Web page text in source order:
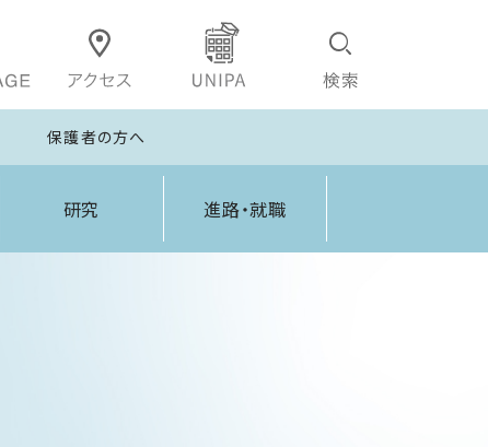
保護者の方へ
研究 進路・就職